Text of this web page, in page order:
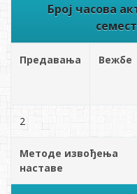
Број часова
Предавања Вежбе
2
Методе извођења
наставе